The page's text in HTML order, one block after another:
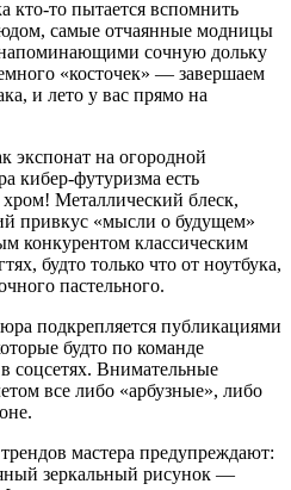
кто-то пытается вспомнить
самые отчаянные модницы
сочную дольку
«косточек» — завершаем
и лето у вас прямо на
экспонат на огородной
кибер-футуризма есть
Металлический блеск,
привкус «мысли о будущем»
конкурентом классическим
будто только что от ноутбука,
пастельного.
подкрепляется публикациями
будто по команде
соцсетях. Внимательные
все либо «арбузные», либо
мастера предупреждают:
зеркальный рисунок —